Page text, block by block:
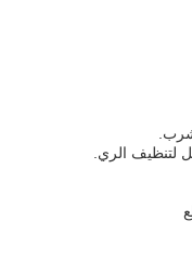
لتنظيف الري.